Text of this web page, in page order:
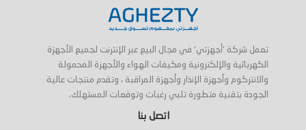
تعمل شركة 'أجهزتي' في مجال البيع عبر الإنترنت لجميع الأجهزة
الكهربائية والإلكترونية ومكيفات الهواء والأجهزة المحمولة
والانتركوم وأجهزة الإنذار وأجهزة المراقبة ، وتقدم منتجات عالية
الجودة بتقنية متطورة تلبي رغبات وتوقعات المستهلك.
اتصل بنا